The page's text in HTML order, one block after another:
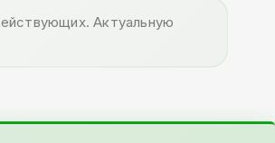
Актуальную